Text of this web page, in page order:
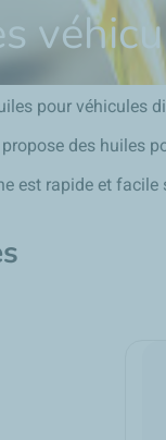
pour véhicules
des huiles
est rapide et